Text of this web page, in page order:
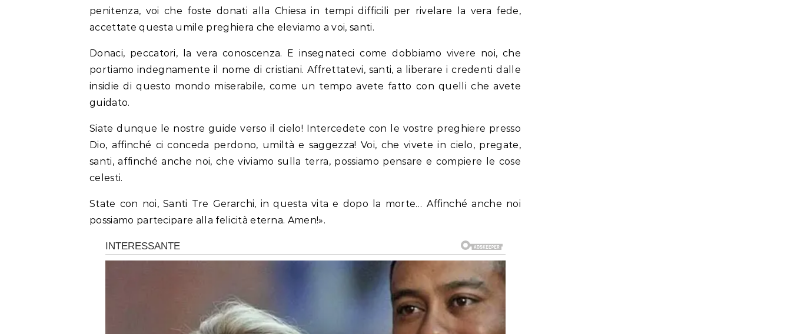
penitenza, voi che foste donati alla Chiesa in tempi difficili per rivelare la vera fede,
accettate questa umile preghiera che eleviamo a voi, santi.
Donaci, peccatori, la vera conoscenza. E insegnateci come dobbiamo vivere noi, che
portiamo indegnamente il nome di cristiani. Affrettatevi, santi, a liberare i credenti dalle
insidie di questo mondo miserabile, come un tempo avete fatto con quelli che avete
guidato.
Siate dunque le nostre guide verso il cielo! Intercedete con le vostre preghiere presso
Dio, affinché ci conceda perdono, umiltà e saggezza! Voi, che vivete in cielo, pregate,
santi, affinché anche noi, che viviamo sulla terra, possiamo pensare e compiere le cose
celesti.
State con noi, Santi Tre Gerarchi, in questa vita e dopo la morte… Affinché anche noi
possiamo partecipare alla felicità eterna. Amen!».